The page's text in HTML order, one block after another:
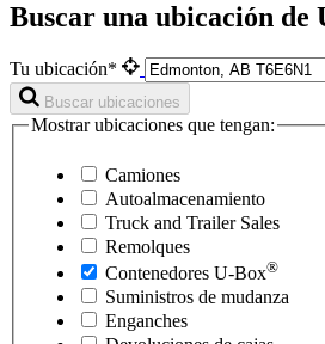
Buscar una ubicación de
Tu ubicación*
Buscar ubicaciones
Mostrar ubicaciones que tengan:
Camiones
Autoalmacenamiento
Truck and Trailer Sales
Remolques
Contenedores U-Box®
Suministros de mudanza
Enganches